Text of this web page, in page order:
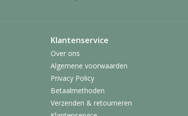
Klantenservice
Over ons
Algemene voorwaarden
Privacy Policy
Betaalmethoden
Verzenden & retourneren